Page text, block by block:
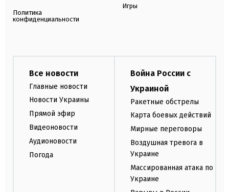
Политика
конфиденциальности
Игры
Все новости
Главные новости
Новости Украины
Прямой эфир
Видеоновости
Аудионовости
Погода
Война России с
Украиной
Ракетные обстрелы
Карта боевых действий
Мирные переговоры
Воздушная тревога в
Украине
Массированная атака по
Украине